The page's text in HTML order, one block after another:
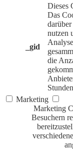
_gid
Dieses
Das
nutzen
die
Stunden
Marketing
Marketing
Besuchern